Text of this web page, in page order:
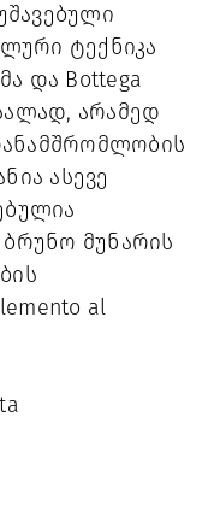
ტექნიკა
და Bottega
არამედ
ასევე
მუნარის
al